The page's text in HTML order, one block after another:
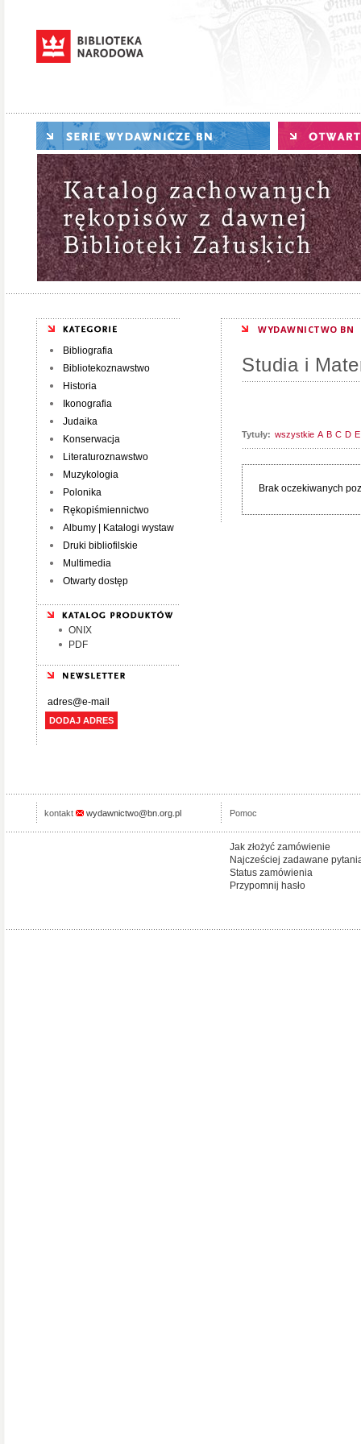
Bibliografia
Bibliotekoznawstwo
Historia
Ikonografia
Judaika
Konserwacja
Literaturoznawstwo
Muzykologia
Polonika
Rękopiśmiennictwo
Albumy | Katalogi wystaw
Druki bibliofilskie
Multimedia
Otwarty dostęp
ONIX
PDF
DODAJ ADRES
WYDAWNICTWO BN
Studia i
Tytuły: wszystkie A B C D E
Brak oczekiwanych
kontakt wydawnictwo@bn.org.pl Pomoc
Jak złożyć zamówienie
Najcześciej zadawane
Status zamówienia
Przypomnij hasło